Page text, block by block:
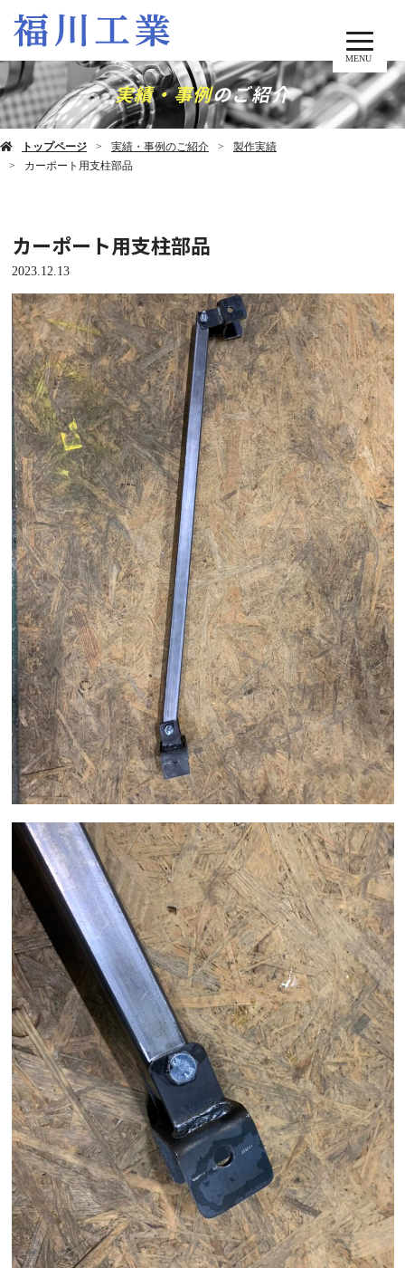
MENU
実績・事例のご紹介
トップページ 実績・事例のご紹介
製作実績
カーポート用支柱部品
カーポート用支柱部品
2023.12.13